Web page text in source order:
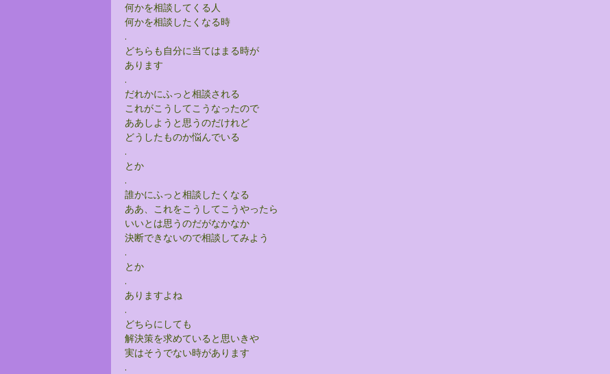
何かを相談してくる人
何かを相談したくなる時
.
どちらも自分に当てはまる時が
あります
.
だれかにふっと相談される
これがこうしてこうなったので
ああしようと思うのだけれど
どうしたものか悩んでいる
.
とか
.
誰かにふっと相談したくなる
ああ、これをこうしてこうやったら
いいとは思うのだがなかなか
決断できないので相談してみよう
.
とか
.
ありますよね
.
どちらにしても
解決策を求めていると思いきや
実はそうでない時があります
.